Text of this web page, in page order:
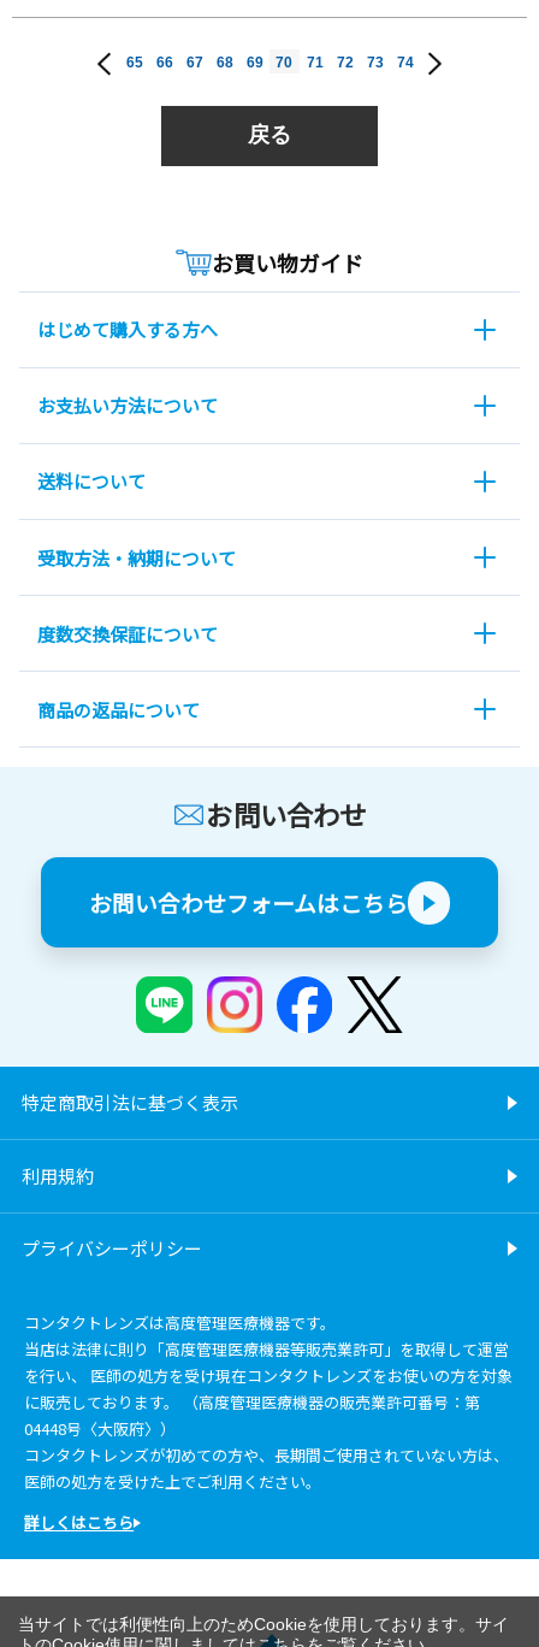
65 66 67 68 69 70 71 72 73 74
戻る
お買い物ガイド
はじめて購入する方へ
お支払い方法について
送料について
受取方法・納期について
度数交換保証について
商品の返品について
お問い合わせ
お問い合わせフォームはこちら
特定商取引法に基づく表示
利用規約
プライバシーポリシー
コンタクトレンズは高度管理医療機器です。
当店は法律に則り「高度管理医療機器等販売業許可」を取得して運営
を行い、 医師の処方を受け現在コンタクトレンズをお使いの方を対象
に販売しております。 （高度管理医療機器の販売業許可番号：第
04448号〈大阪府〉）
コンタクトレンズが初めての方や、長期間ご使用されていない方は、
医師の処方を受けた上でご利用ください。
詳しくはこちら
当サイトでは利便性向上のためCookieを使用しております。サイ